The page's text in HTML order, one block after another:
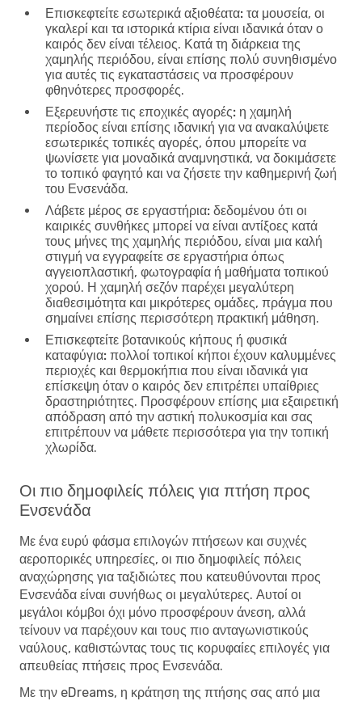
Επισκεφτείτε εσωτερικά αξιοθέατα: τα μουσεία, οι
γκαλερί και τα ιστορικά κτίρια είναι ιδανικά όταν ο
καιρός δεν είναι τέλειος. Κατά τη διάρκεια της
χαμηλής περιόδου, είναι επίσης πολύ συνηθισμένο
για αυτές τις εγκαταστάσεις να προσφέρουν
φθηνότερες προσφορές.
Εξερευνήστε τις εποχικές αγορές: η χαμηλή
περίοδος είναι επίσης ιδανική για να ανακαλύψετε
εσωτερικές τοπικές αγορές, όπου μπορείτε να
ψωνίσετε για μοναδικά αναμνηστικά, να δοκιμάσετε
το τοπικό φαγητό και να ζήσετε την καθημερινή ζωή
του Ενσενάδα.
Λάβετε μέρος σε εργαστήρια: δεδομένου ότι οι
καιρικές συνθήκες μπορεί να είναι αντίξοες κατά
τους μήνες της χαμηλής περιόδου, είναι μια καλή
στιγμή να εγγραφείτε σε εργαστήρια όπως
αγγειοπλαστική, φωτογραφία ή μαθήματα τοπικού
χορού. Η χαμηλή σεζόν παρέχει μεγαλύτερη
διαθεσιμότητα και μικρότερες ομάδες, πράγμα που
σημαίνει επίσης περισσότερη πρακτική μάθηση.
Επισκεφτείτε βοτανικούς κήπους ή φυσικά
καταφύγια: πολλοί τοπικοί κήποι έχουν καλυμμένες
περιοχές και θερμοκήπια που είναι ιδανικά για
επίσκεψη όταν ο καιρός δεν επιτρέπει υπαίθριες
δραστηριότητες. Προσφέρουν επίσης μια εξαιρετική
απόδραση από την αστική πολυκοσμία και σας
επιτρέπουν να μάθετε περισσότερα για την τοπική
χλωρίδα.
Οι πιο δημοφιλείς πόλεις για πτήση προς
Ενσενάδα
Με ένα ευρύ φάσμα επιλογών πτήσεων και συχνές
αεροπορικές υπηρεσίες, οι πιο δημοφιλείς πόλεις
αναχώρησης για ταξιδιώτες που κατευθύνονται προς
Ενσενάδα είναι συνήθως οι μεγαλύτερες. Αυτοί οι
μεγάλοι κόμβοι όχι μόνο προσφέρουν άνεση, αλλά
τείνουν να παρέχουν και τους πιο ανταγωνιστικούς
ναύλους, καθιστώντας τους τις κορυφαίες επιλογές για
απευθείας πτήσεις προς Ενσενάδα.
Με την eDreams, η κράτηση της πτήσης σας από μια